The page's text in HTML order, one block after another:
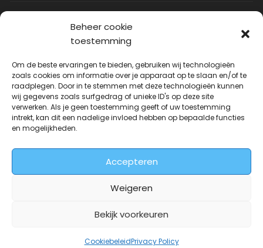
Beheer cookie
toestemming
Om de beste ervaringen te bieden, gebruiken wij technologieën
zoals cookies om informatie over je apparaat op te slaan en/of te
raadplegen. Door in te stemmen met deze technologieën kunnen
wij gegevens zoals surfgedrag of unieke ID's op deze site
verwerken. Als je geen toestemming geeft of uw toestemming
intrekt, kan dit een nadelige invloed hebben op bepaalde functies
en mogelijkheden.
Accepteren
Weigeren
Bekijk voorkeuren
CookiebeleidPrivacy Policy
Uitverkoop
JNF Deurklink gebogen 16mm
prijs
was:
prijs
is:
Deurkrukwinkel.nl is onderdeel van
DeurbeslagGigant